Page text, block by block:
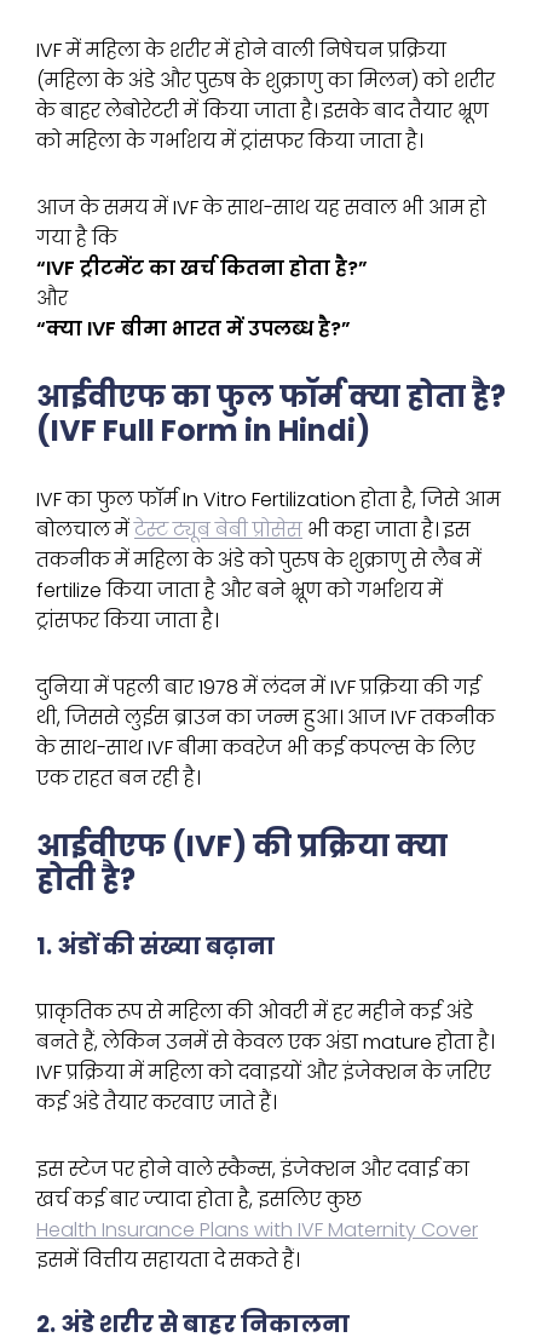
IVF में महिला के शरीर में होने वाली निषेचन प्रक्रिया
(महिला के अंडे और पुरुष के शुक्राणु का मिलन) को शरीर
के बाहर लेबोरेटरी में किया जाता है। इसके बाद तैयार भ्रूण
को महिला के गर्भाशय में ट्रांसफर किया जाता है।
आज के समय में IVF के साथ-साथ यह सवाल भी आम हो
गया है कि
“IVF ट्रीटमेंट का खर्च कितना होता है?”
और
“क्या IVF बीमा भारत में उपलब्ध है?”
आईवीएफ का फुल फॉर्म क्या होता है?
(IVF Full Form in Hindi)
IVF का फुल फॉर्म In Vitro Fertilization होता है, जिसे आम
बोलचाल मेंटेस्ट ट्यूब बेबी प्रोसेस भी कहा जाता है। इस
तकनीक में महिला के अंडे को पुरुष के शुक्राणु से लैब में
fertilize किया जाता है और बने भ्रूण को गर्भाशय में
ट्रांसफर किया जाता है।
दुनिया में पहली बार 1978 में लंदन में IVF प्रक्रिया की गई
थी, जिससे लुईस ब्राउन का जन्म हुआ। आज IVF तकनीक
के साथ-साथ IVF बीमा कवरेज भी कई कपल्स के लिए
एक राहत बन रही है।
आईवीएफ (IVF) की प्रक्रिया क्या
होती है?
1. अंडों की संख्या बढ़ाना
प्राकृतिक रूप से महिला की ओवरी में हर महीने कई अंडे
बनते हैं, लेकिन उनमें से केवल एक अंडा mature होता है।
IVF प्रक्रिया में महिला को दवाइयों और इंजेक्शन के ज़रिए
कई अंडे तैयार करवाए जाते हैं।
इस स्टेज पर होने वाले स्कैन्स, इंजेक्शन और दवाई का
खर्च कई बार ज्यादा होता है, इसलिए कुछ
Health Insurance Plans with IVF Maternity Cover
इसमें वित्तीय सहायता दे सकते हैं।
2. अंडे शरीर से बाहर निकालना